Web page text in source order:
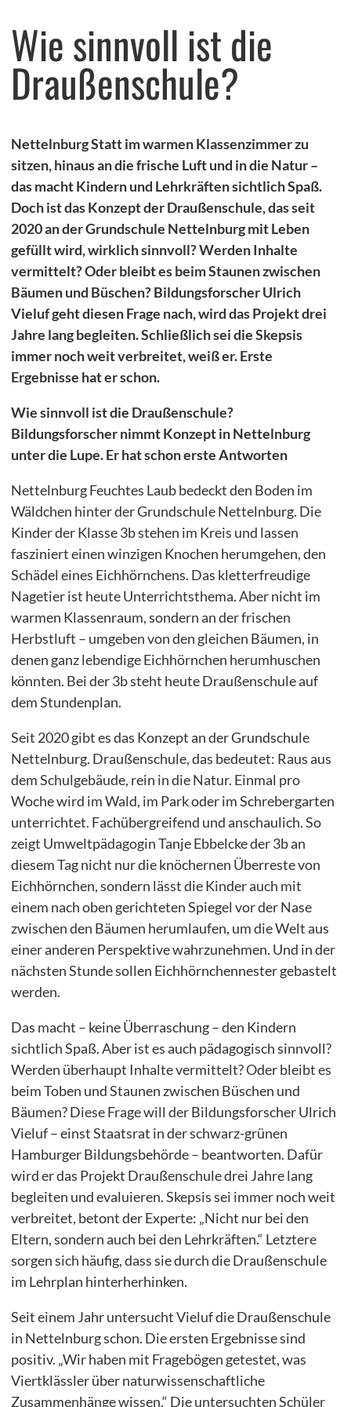
MITsprache
Salon5 in Bergedorf
Jobpaten
KinderHelden
grenzenlos digital e.V.
Fußball trifft Kultur
Schulgeschwister Hansa Gymnasium
Weitere
Umweltbildungsprojekte
Stipendiatenprogramm
Draußenschule
NaturEntdecker
Recycling-Lab
Lernwerkstatt der Wildtiere
Lernort Gut Wulfsdorf
Energie- und Klimapioniere mit myClimate
Bei Fragen rufen Sie uns gerne unter 040/72 00 00 72 an.
Wie sinnvoll ist die
Draußenschule?
Nettelnburg Statt im warmen Klassenzimmer zu
sitzen, hinaus an die frische Luft und in die Natur –
das macht Kindern und Lehrkräften sichtlich Spaß.
Doch ist das Konzept der Draußenschule, das seit
2020 an der Grundschule Nettelnburg mit Leben
gefüllt wird, wirklich sinnvoll? Werden Inhalte
vermittelt? Oder bleibt es beim Staunen zwischen
Bäumen und Büschen? Bildungsforscher Ulrich
Vieluf geht diesen Frage nach, wird das Projekt drei
Jahre lang begleiten. Schließlich sei die Skepsis
immer noch weit verbreitet, weiß er. Erste
Ergebnisse hat er schon.
Wie sinnvoll ist die Draußenschule?
Bildungsforscher nimmt Konzept in Nettelnburg
unter die Lupe. Er hat schon erste Antworten
Nettelnburg Feuchtes Laub bedeckt den Boden im
Wäldchen hinter der Grundschule Nettelnburg. Die
Kinder der Klasse 3b stehen im Kreis und lassen
fasziniert einen winzigen Knochen herumgehen, den
Schädel eines Eichhörnchens. Das kletterfreudige
Nagetier ist heute Unterrichtsthema. Aber nicht im
warmen Klassenraum, sondern an der frischen
Herbstluft – umgeben von den gleichen Bäumen, in
denen ganz lebendige Eichhörnchen herumhuschen
könnten. Bei der 3b steht heute Draußenschule auf
dem Stundenplan.
Seit 2020 gibt es das Konzept an der Grundschule
Nettelnburg. Draußenschule, das bedeutet: Raus aus
dem Schulgebäude, rein in die Natur. Einmal pro
Woche wird im Wald, im Park oder im Schrebergarten
unterrichtet. Fachübergreifend und anschaulich. So
zeigt Umweltpädagogin Tanje Ebbelcke der 3b an
diesem Tag nicht nur die knöchernen Überreste von
Eichhörnchen, sondern lässt die Kinder auch mit
einem nach oben gerichteten Spiegel vor der Nase
zwischen den Bäumen herumlaufen, um die Welt aus
einer anderen Perspektive wahrzunehmen. Und in der
nächsten Stunde sollen Eichhörnchennester gebastelt
werden.
Das macht – keine Überraschung – den Kindern
sichtlich Spaß. Aber ist es auch pädagogisch sinnvoll?
Werden überhaupt Inhalte vermittelt? Oder bleibt es
beim Toben und Staunen zwischen Büschen und
Bäumen? Diese Frage will der Bildungsforscher Ulrich
Vieluf – einst Staatsrat in der schwarz-grünen
Hamburger Bildungsbehörde – beantworten. Dafür
wird er das Projekt Draußenschule drei Jahre lang
begleiten und evaluieren. Skepsis sei immer noch weit
verbreitet, betont der Experte: „Nicht nur bei den
Eltern, sondern auch bei den Lehrkräften.“ Letztere
sorgen sich häufig, dass sie durch die Draußenschule
im Lehrplan hinterherhinken.
Seit einem Jahr untersucht Vieluf die Draußenschule
in Nettelnburg schon. Die ersten Ergebnisse sind
positiv. „Wir haben mit Fragebögen getestet, was
Viertklässler über naturwissenschaftliche
Zusammenhänge wissen.“ Die untersuchten Schüler